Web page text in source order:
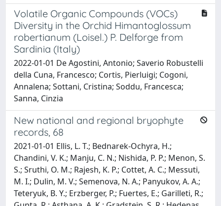
Volatile Organic Compounds (VOCs)
Diversity in the Orchid Himantoglossum
robertianum (Loisel.) P. Delforge from
Sardinia (Italy)
2022-01-01 De Agostini, Antonio; Saverio Robustelli
della Cuna, Francesco; Cortis, Pierluigi; Cogoni,
Annalena; Sottani, Cristina; Soddu, Francesca;
Sanna, Cinzia
New national and regional bryophyte
records, 68
2021-01-01 Ellis, L. T.; Bednarek-Ochyra, H.;
Chandini, V. K.; Manju, C. N.; Nishida, P. P.; Menon, S.
S.; Sruthi, O. M.; Rajesh, K. P.; Cottet, A. C.; Messuti,
M. I.; Dulin, M. V.; Semenova, N. A.; Panyukov, A. A.;
Teteryuk, B. Y.; Erzberger, P.; Fuertes, E.; Garilleti, R.;